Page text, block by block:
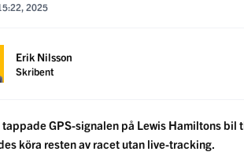
2025
Erik Nilsson
Skribent
tappade GPS-signalen på Lewis Hamiltons
köra resten av racet utan live-tracking.